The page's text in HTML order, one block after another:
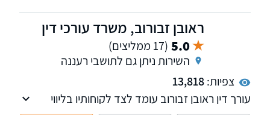
ראובן זבורוב, משרד עורכי דין
5.0 (17 ממליצים)
השירות ניתן גם לתושבי רעננה
צפיות:13,818
עורך דין ראובן זבורוב עומד לצד לקוחותיו בליווי